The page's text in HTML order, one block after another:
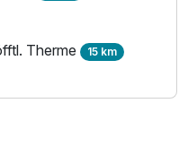
Therme 15 km